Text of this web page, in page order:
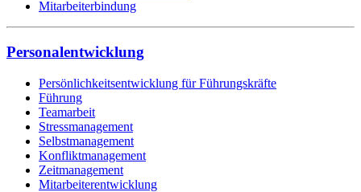
Mitarbeiterbindung
Personalentwicklung
Persönlichkeitsentwicklung für Führungskräfte
Führung
Teamarbeit
Stressmanagement
Selbstmanagement
Konfliktmanagement
Zeitmanagement
Mitarbeiterentwicklung